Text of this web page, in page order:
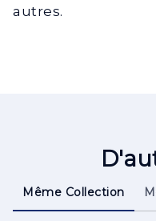
autres.
Même Collection